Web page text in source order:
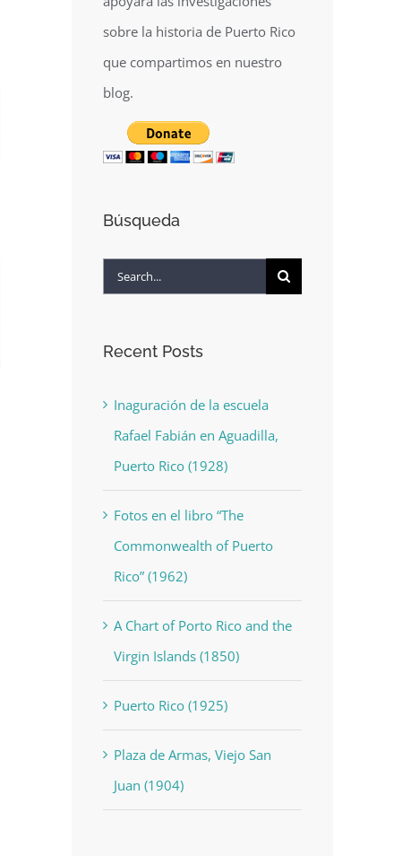
sobre la historia de Puerto Rico
que compartimos en nuestro
blog.
Búsqueda
Search
Recent Posts
Inaguración de la escuela
Rafael Fabián en Aguadilla,
Puerto Rico (1928)
Fotos en el libro “The
Commonwealth of Puerto
Rico” (1962)
A Chart of Porto Rico and the
Virgin Islands (1850)
Puerto Rico (1925)
Plaza de Armas, Viejo San
Juan (1904)